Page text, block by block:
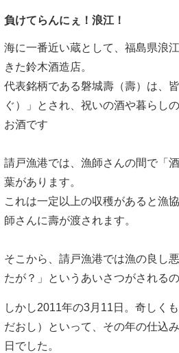
負けてらんにぇ！浪江！
海に一番近い蔵として、福島県浪
きた鈴木酒造店。
代表銘柄である磐城壽（壽）は、
ぐ）」とされ、祝いの酒や暮らし
お酒です
請戸漁港では、漁師さんの間で「
葉があります。
これは一定以上の収穫があると漁
師さんに壽が渡されます。
そこから、請戸漁港では漁の良し
たが？」というあいさつがされるの
しかし2011年の3月11日。奇しく
だおし）といって、その年の仕込
日でした。